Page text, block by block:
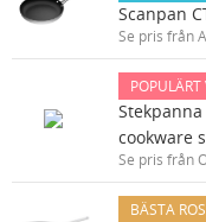
Scanpan
Se pris från
POPULÄRT
cookware
Se pris från
BÄSTA